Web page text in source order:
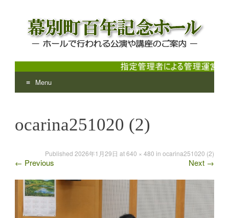
幕別町百年記念ホール
ホールで行われる公演や講座のご案内
Menu
content
ocarina251020 (2)
Published 2026年1月29日 at640 × 480 in ocarina251020 (2)
← Previous Next →